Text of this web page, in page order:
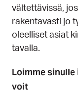
vältettävissä,
rakentavasti jo
oleelliset asiat
tavalla.
Loimme
voit